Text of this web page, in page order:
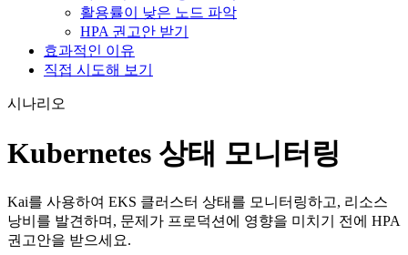
활용률이 낮은 노드 파악
HPA 권고안 받기
효과적인 이유
직접 시도해 보기
시나리오
Kubernetes 상태 모니터링
Kai를 사용하여 EKS 클러스터 상태를 모니터링하고, 리소스
낭비를 발견하며, 문제가 프로덕션에 영향을 미치기 전에 HPA
권고안을 받으세요.